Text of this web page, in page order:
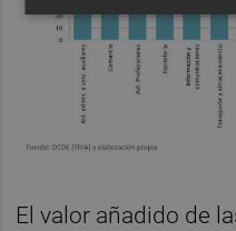
El valor añadido de